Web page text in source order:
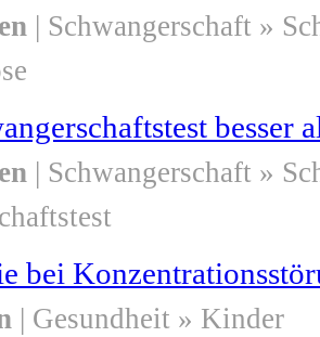
| Schwangerschaft »
besser
| Schwangerschaft »
bei
| Gesundheit » Kinder